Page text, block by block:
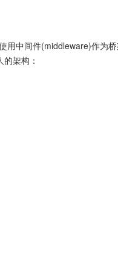
用中间件(middleware)作为
架构：